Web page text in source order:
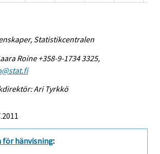
Statistikcentralen
Roine +358-9-1734 3325,
Ari Tyrkkö
hänvisning: